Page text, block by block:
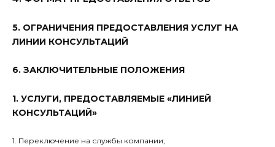
5. ОГРАНИЧЕНИЯ ПРЕДОСТАВЛЕНИЯ УСЛУГ НА
ЛИНИИ КОНСУЛЬТАЦИЙ
6. ЗАКЛЮЧИТЕЛЬНЫЕ ПОЛОЖЕНИЯ
1. УСЛУГИ, ПРЕДОСТАВЛЯЕМЫЕ «ЛИНИЕЙ
КОНСУЛЬТАЦИЙ»
1. Переключение на службы компании;